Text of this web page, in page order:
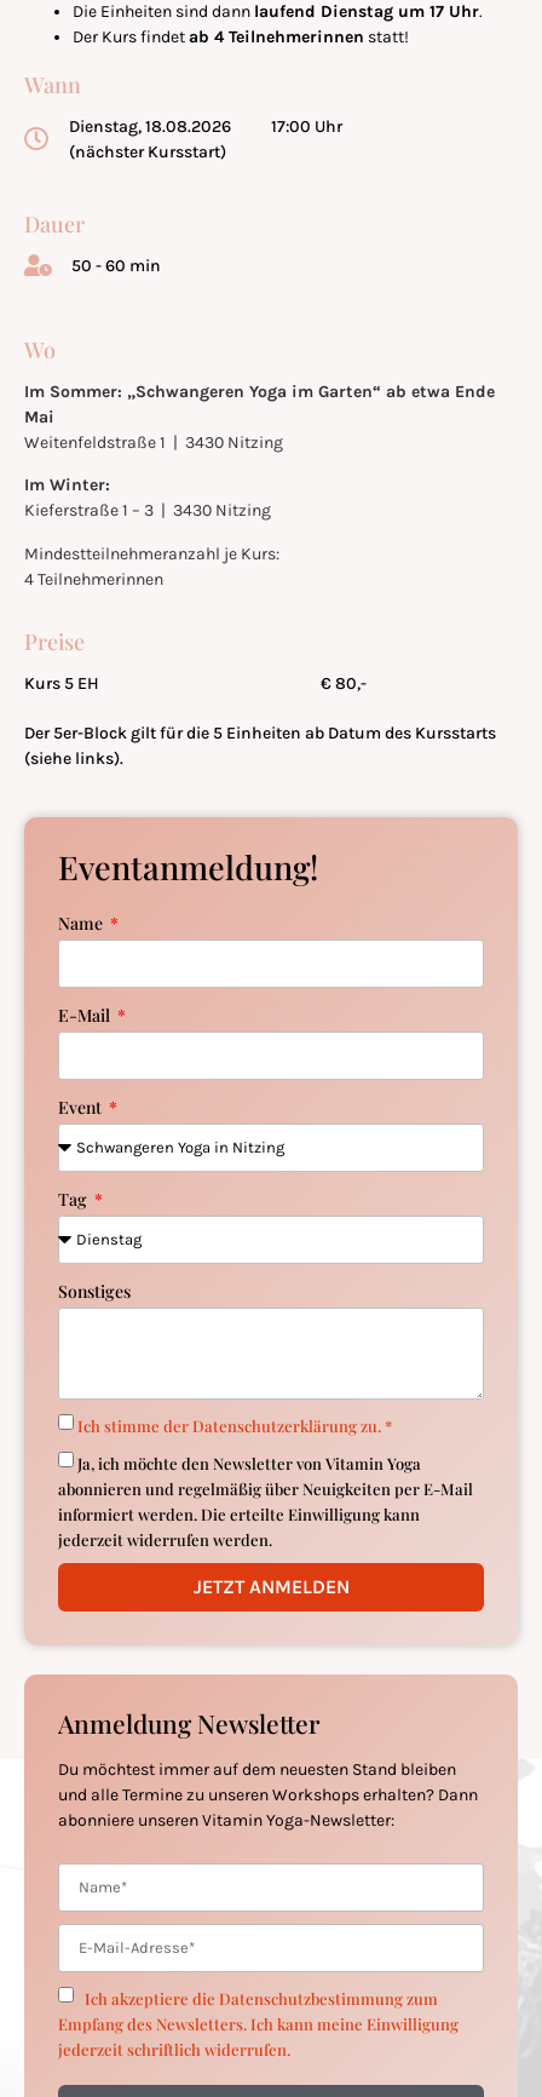
Die Einheiten sind dann laufend Dienstag um 17 Uhr.
Der Kurs findetab 4 Teilnehmerinnen statt!
Wann
Dienstag, 18.08.2026
(nächster Kursstart)
17:00 Uhr
Dauer
50 - 60 min
Wo
Im Sommer: „Schwangeren Yoga im Garten“ ab etwa Ende
Mai
Weitenfeldstraße 1 | 3430 Nitzing
Im Winter:
Kieferstraße 1 – 3 | 3430 Nitzing
Mindestteilnehmeranzahl je Kurs:
4 Teilnehmerinnen
Preise
Kurs 5 EH € 80,-
Der 5er-Block gilt für die 5 Einheiten ab Datum des Kursstarts
(siehe links).
Eventanmeldung!
Name
E-Mail
Event
Tag
Sonstiges
Ich stimme der Datenschutzerklärung zu. *
Ja, ich möchte den Newsletter von Vitamin Yoga
abonnieren und regelmäßig über Neuigkeiten per E-Mail
informiert werden. Die erteilte Einwilligung kann
jederzeit widerrufen werden.
JETZT ANMELDEN
Anmeldung Newsletter
Du möchtest immer auf dem neuesten Stand bleiben
und alle Termine zu unseren Workshops erhalten? Dann
abonniere unseren Vitamin Yoga-Newsletter:
Ich akzeptiere die Datenschutzbestimmung zum
Empfang des Newsletters. Ich kann meine Einwilligung
jederzeit schriftlich widerrufen.